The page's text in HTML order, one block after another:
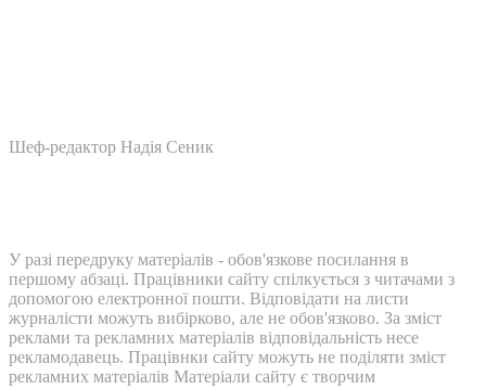
Шеф-редактор Надія Сеник
У разі передруку матеріалів - обов'язкове посилання в
першому абзаці. Працівники сайту спілкується з читачами з
допомогою електронної пошти. Відповідати на листи
журналісти можуть вибірково, але не обов'язково. За зміст
реклами та рекламних матеріалів відповідальність несе
рекламодавець. Працівнки сайту можуть не поділяти зміст
рекламних матеріалів Матеріали сайту є творчим